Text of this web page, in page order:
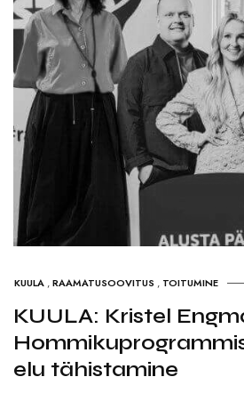
KUULA ,RAAMATUSOOVITUS , TOITUMINE
KUULA: Kristel
elu tähistamine